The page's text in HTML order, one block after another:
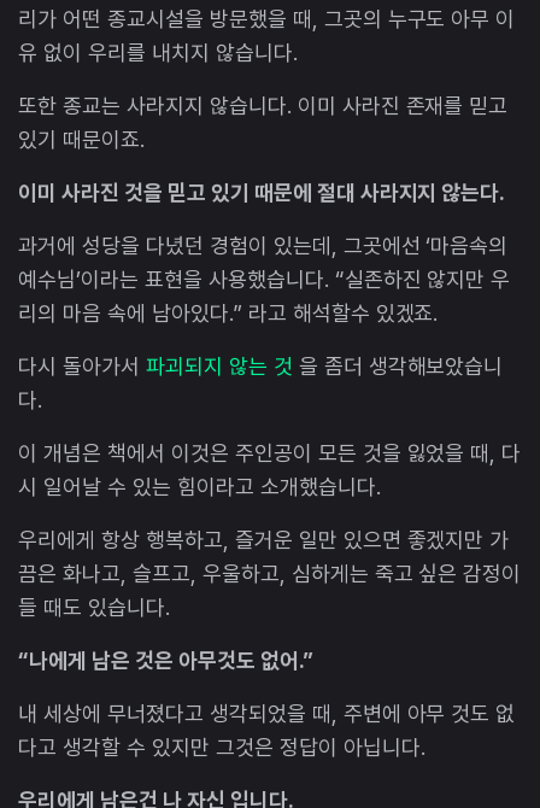
리가 어떤 종교시설을 방문했을 때, 그곳의 누구도 아무 이
유 없이 우리를 내치지 않습니다.
또한 종교는 사라지지 않습니다. 이미 사라진 존재를 믿고
있기 때문이죠.
이미 사라진 것을 믿고 있기 때문에 절대 사라지지 않는다.
과거에 성당을 다녔던 경험이 있는데, 그곳에선 ‘마음속의
예수님’이라는 표현을 사용했습니다. “실존하진 않지만 우
리의 마음 속에 남아있다.” 라고 해석할수 있겠죠.
다시 돌아가서 파괴되지 않는 것 을 좀더 생각해보았습니
다.
이 개념은 책에서 이것은 주인공이 모든 것을 잃었을 때, 다
시 일어날 수 있는 힘이라고 소개했습니다.
우리에게 항상 행복하고, 즐거운 일만 있으면 좋겠지만 가
끔은 화나고, 슬프고, 우울하고, 심하게는 죽고 싶은 감정이
들 때도 있습니다.
“나에게 남은 것은 아무것도 없어.”
내 세상에 무너졌다고 생각되었을 때, 주변에 아무 것도 없
다고 생각할 수 있지만 그것은 정답이 아닙니다.
우리에게 남은건 나 자신 입니다.